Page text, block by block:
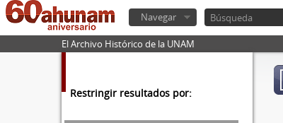
Navegar
El Archivo Histórico de la UNAM
Restringir resultados por: